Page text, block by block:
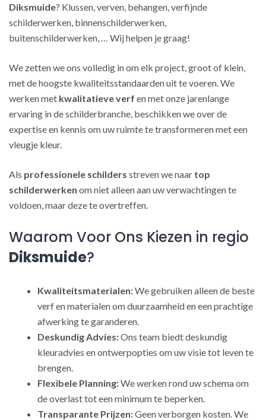
Diksmuide? Klussen, verven, behangen, verfijnde
schilderwerken, binnenschilderwerken,
buitenschilderwerken, … Wij helpen je graag!
We zetten we ons volledig in om elk project, groot of klein,
met de hoogste kwaliteitsstandaarden uit te voeren. We
werken met kwalitatieve verf en met onze jarenlange
ervaring in de schilderbranche, beschikken we over de
expertise en kennis om uw ruimte te transformeren met een
vleugje kleur.
Als professionele schilders streven we naar top
schilderwerken om niet alleen aan uw verwachtingen te
voldoen, maar deze te overtreffen.
Waarom Voor Ons Kiezen in regio
Diksmuide?
Kwaliteitsmaterialen:We gebruiken alleen de beste
verf en materialen om duurzaamheid en een prachtige
afwerking te garanderen.
Deskundig Advies:Ons team biedt deskundig
kleuradvies en ontwerpopties om uw visie tot leven te
brengen.
Flexibele Planning:We werken rond uw schema om
de overlast tot een minimum te beperken.
Transparante Prijzen:Geen verborgen kosten. We